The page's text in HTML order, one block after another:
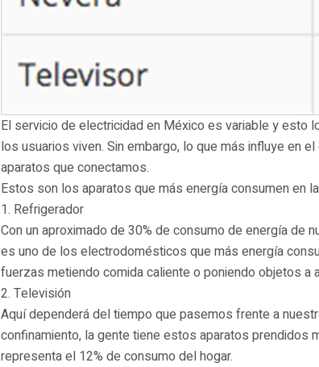
El servicio de electricidad en México es variable y esto
los usuarios viven. Sin embargo, lo que más influye en
aparatos que conectamos.
Estos son los aparatos que más energía consumen en
1. Refrigerador
Con un aproximado de 30% de consumo de energía de
es uno de los electrodomésticos que más energía
fuerzas metiendo comida caliente o poniendo objetos a
2. Televisión
Aquí dependerá del tiempo que pasemos frente a
confinamiento, la gente tiene estos aparatos prendidos
representa el 12% de consumo del hogar.